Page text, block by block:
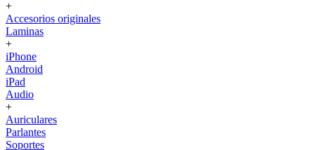
+
Accesorios originales
Laminas
+
iPhone
Android
iPad
Audio
+
Auriculares
Parlantes
Soportes